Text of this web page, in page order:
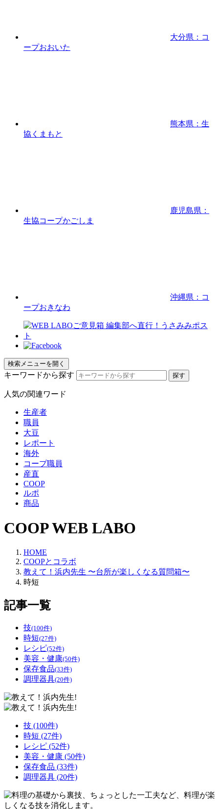
大分県：コ
ープおおいた
熊本県：生
協くまもと
鹿児島県：
生協コープかごしま
沖縄県：コ
ープおきなわ
検索メニューを開く
キーワードから探す
人気の関連ワード
生産者
職員
大豆
レポート
海外
コープ職員
産直
COOP
ルポ
商品
COOP WEB LABO
HOME
COOPとコラボ
教えて！浜内先生 〜台所が楽しくなる質問箱〜
時短
記事一覧
技(100件)
時短(27件)
レシピ(52件)
美容・健康(50件)
保存食品(33件)
調理器具(20件)
技 (100件)
時短 (27件)
レシピ (52件)
美容・健康 (50件)
保存食品 (33件)
調理器具 (20件)